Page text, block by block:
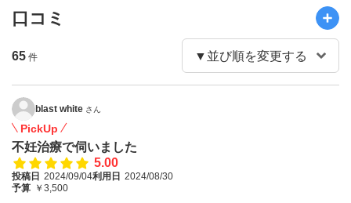
口コミ
65 件
blast white さん
PickUp
不妊治療で伺いました
5.00
投稿日 2024/09/04利用日 2024/08/30
予算 ￥3,500